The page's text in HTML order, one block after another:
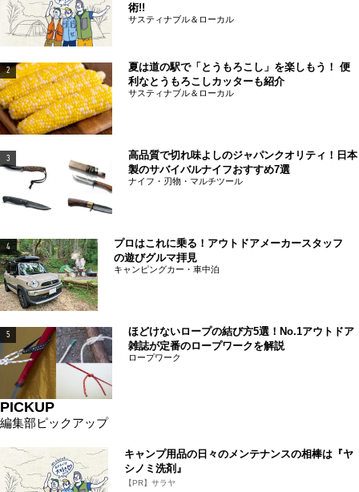
術!!
サスティナブル＆ローカル
2
夏は道の駅で「とうもろこし」を楽しもう！ 便
利なとうもろこしカッターも紹介
サスティナブル＆ローカル
3
高品質で切れ味よしのジャパンクオリティ！日本
製のサバイバルナイフおすすめ7選
ナイフ・刃物・マルチツール
4
プロはこれに乗る！アウトドアメーカースタッフ
の遊びグルマ拝見
キャンピングカー・車中泊
5
ほどけないロープの結び方5選！No.1アウトドア
雑誌が定番のロープワークを解説
ロープワーク
PICKUP
編集部ピックアップ
キャンプ用品の日々のメンテナンスの相棒は『ヤ
シノミ洗剤』
【PR】サラヤ